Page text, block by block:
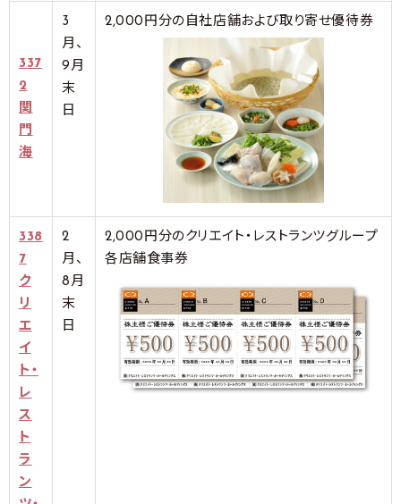
337
2
関
門
海
3
月、
9月
末
日
2,000円分の自社店舗および取り寄せ優待券
338
7
ク
リ
エ
イ
ト・
レ
ス
ト
ラ
ン
2
月、
8月
末
日
2,000円分のクリエイト・レストランツグループ
各店舗食事券